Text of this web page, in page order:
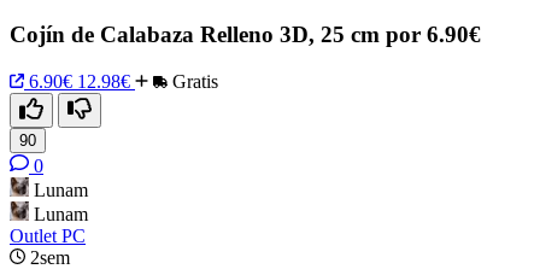
Cojín de Calabaza Relleno 3D, 25 cm por 6.90€
6.90€ 12.98€ Gratis
90
0
Lunam
Lunam
Outlet PC
2sem